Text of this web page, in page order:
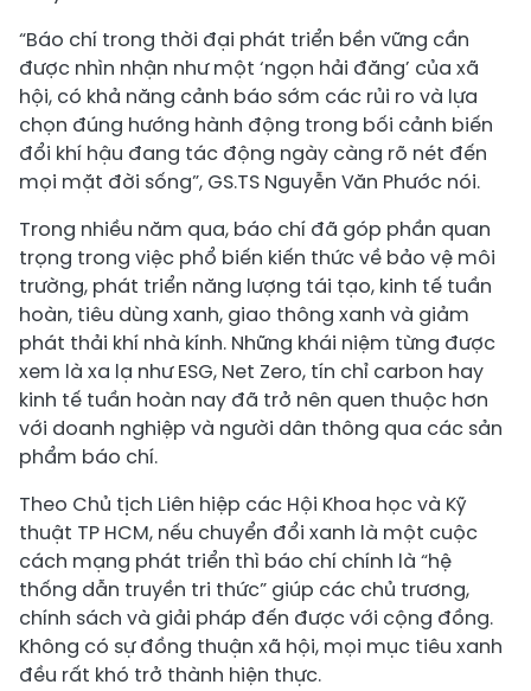
“Báo chí trong thời đại phát triển bền vững cần
được nhìn nhận như một ‘ngọn hải đăng’ của xã
hội, có khả năng cảnh báo sớm các rủi ro và lựa
chọn đúng hướng hành động trong bối cảnh biến
đổi khí hậu đang tác động ngày càng rõ nét đến
mọi mặt đời sống”, GS.TS Nguyễn Văn Phước nói.
Trong nhiều năm qua, báo chí đã góp phần quan
trọng trong việc phổ biến kiến thức về bảo vệ môi
trường, phát triển năng lượng tái tạo, kinh tế tuần
hoàn, tiêu dùng xanh, giao thông xanh và giảm
phát thải khí nhà kính. Những khái niệm từng được
xem là xa lạ như ESG, Net Zero, tín chỉ carbon hay
kinh tế tuần hoàn nay đã trở nên quen thuộc hơn
với doanh nghiệp và người dân thông qua các sản
phẩm báo chí.
Theo Chủ tịch Liên hiệp các Hội Khoa học và Kỹ
thuật TP HCM, nếu chuyển đổi xanh là một cuộc
cách mạng phát triển thì báo chí chính là “hệ
thống dẫn truyền tri thức” giúp các chủ trương,
chính sách và giải pháp đến được với cộng đồng.
Không có sự đồng thuận xã hội, mọi mục tiêu xanh
đều rất khó trở thành hiện thực.